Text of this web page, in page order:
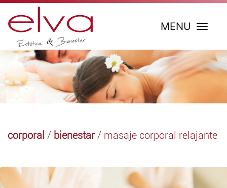
MENU
corporal / bienestar/ masaje corporal relajante